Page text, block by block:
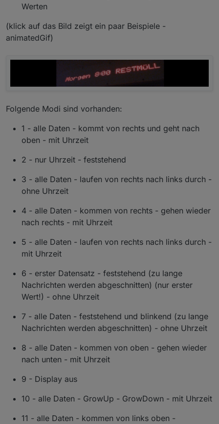
Werten
(klick auf das Bild zeigt ein paar Beispiele -
animatedGif)
Folgende Modi sind vorhanden:
1 - alle Daten - kommt von rechts und geht nach
oben - mit Uhrzeit
2 - nur Uhrzeit - feststehend
3 - alle Daten - laufen von rechts nach links durch -
ohne Uhrzeit
4 - alle Daten - kommen von rechts - gehen wieder
nach rechts - mit Uhrzeit
5 - alle Daten - laufen von rechts nach links durch -
mit Uhrzeit
6 - erster Datensatz - feststehend (zu lange
Nachrichten werden abgeschnitten) (nur erster
Wert!) - ohne Uhrzeit
7 - alle Daten - feststehend und blinkend (zu lange
Nachrichten werden abgeschnitten) - ohne Uhrzeit
8 - alle Daten - kommen von oben - gehen wieder
nach unten - mit Uhrzeit
9 - Display aus
10 - alle Daten - GrowUp - GrowDown - mit Uhrzeit
11 - alle Daten - kommen von links oben -